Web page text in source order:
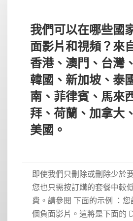
我們可以在哪些國
面影片和視頻？來
香港、澳門、台灣
韓國、新加坡、泰
南、菲律賓、馬來
拜、荷蘭、加拿大
美國。
即使我們只刪除或刪除少於
您也只需按訂購的套餐中較
費。請參閱 下面的示例 ：您
個負面影片。這將是下面的